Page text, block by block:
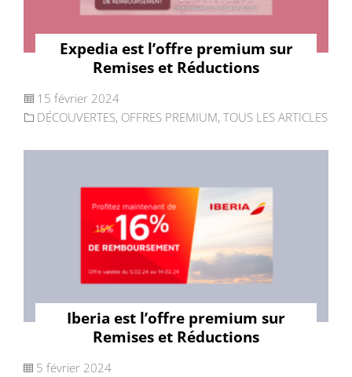
Expedia est l’offre premium sur
Remises et Réductions
15 février 2024
DÉCOUVERTES, OFFRES PREMIUM, TOUS LES ARTICLES
Iberia est l’offre premium sur
Remises et Réductions
5 février 2024